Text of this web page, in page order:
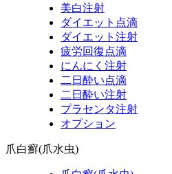
美白注射
ダイエット点滴
ダイエット注射
疲労回復点滴
にんにく注射
二日酔い点滴
二日酔い注射
プラセンタ注射
オプション
爪白癬(爪水虫)